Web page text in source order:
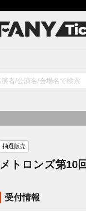
抽選販売
メトロンズ第10
受付情報